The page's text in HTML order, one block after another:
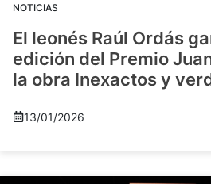
NOTICIAS
El leonés Raúl Ordás
edición del Premio
la obra Inexactos y
13/01/2026